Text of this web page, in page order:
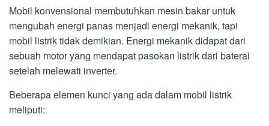
Mobil konvensional membutuhkan mesin bakar untuk
mengubah energi panas menjadi energi mekanik, tapi
mobil listrik tidak demikian. Energi mekanik didapat dari
sebuah motor yang mendapat pasokan listrik dari baterai
setelah melewati inverter.
Beberapa elemen kunci yang ada dalam mobil listrik
meliputi: